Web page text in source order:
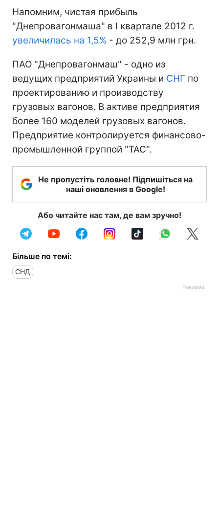
Напомним, чистая прибыль
"Днепровагонмаша" в І квартале 2012 г.
увеличилась на 1,5% - до 252,9 млн грн.
ПАО "Днепровагонмаш" - одно из
ведущих предприятий Украины и СНГ по
проектированию и производству
грузовых вагонов. В активе предприятия
более 160 моделей грузовых вагонов.
Предприятие контролируется финансово-
промышленной группой "ТАС".
Не пропустіть головне! Підпишіться на
наші оновлення в Google!
Або читайте нас там, де вам зручно!
Більше по темі:
СНД